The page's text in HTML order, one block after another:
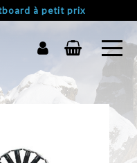
à petit prix